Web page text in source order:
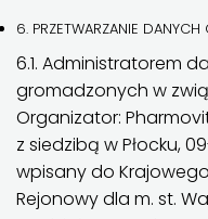
6. PRZETWARZANIE
6.1. Administratorem
gromadzonych w
Organizator:
z siedzibą w Płocku,
wpisany do
Rejonowy dla m. st.